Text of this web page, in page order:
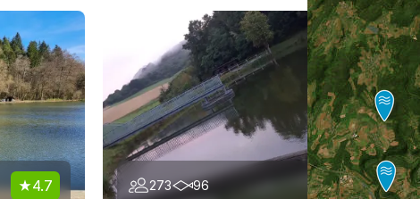
4.7 273 96 4.3